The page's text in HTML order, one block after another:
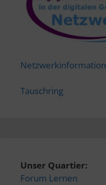
Netzwerkinformation
Tauschring
Unser Quartier:
Forum Lernen